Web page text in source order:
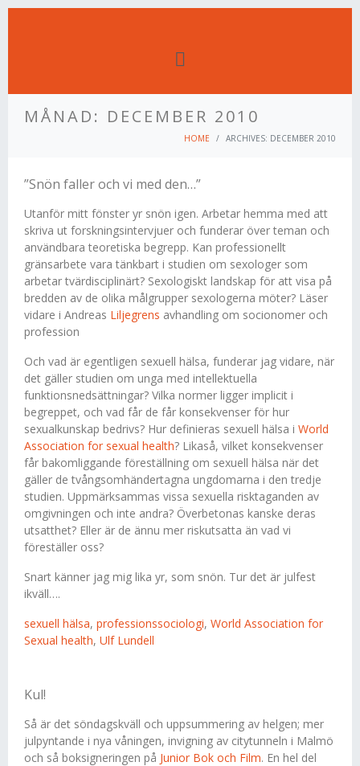
MÅNAD: DECEMBER 2010
HOME ARCHIVES: DECEMBER 2010
”Snön faller och vi med den…”
Utanför mitt fönster yr snön igen. Arbetar hemma med att
skriva ut forskningsintervjuer och funderar över teman och
användbara teoretiska begrepp. Kan professionellt
gränsarbete vara tänkbart i studien om sexologer som
arbetar tvärdisciplinärt? Sexologiskt landskap för att visa på
bredden av de olika målgrupper sexologerna möter? Läser
vidare i Andreas Liljegrens avhandling om socionomer och
profession
Och vad är egentligen sexuell hälsa, funderar jag vidare, när
det gäller studien om unga med intellektuella
funktionsnedsättningar? Vilka normer ligger implicit i
begreppet, och vad får de får konsekvenser för hur
sexualkunskap bedrivs? Hur definieras sexuell hälsa i World
Association for sexual health? Likaså, vilket konsekvenser
får bakomliggande föreställning om sexuell hälsa när det
gäller de tvångsomhändertagna ungdomarna i den tredje
studien. Uppmärksammas vissa sexuella risktaganden av
omgivningen och inte andra? Överbetonas kanske deras
utsatthet? Eller är de ännu mer riskutsatta än vad vi
föreställer oss?
Snart känner jag mig lika yr, som snön. Tur det är julfest
ikväll….
sexuell hälsa, professionssociologi, World Association for
Sexual health, Ulf Lundell
Kul!
Så är det söndagskväll och uppsummering av helgen; mer
julpyntande i nya våningen, invigning av citytunneln i Malmö
och så boksigneringen på Junior Bok och Film. En hel del